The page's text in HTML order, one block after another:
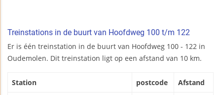
Treinstations in de buurt van Hoofdweg 100 t/m 122
Er is één treinstation in de buurt van Hoofdweg 100 - 122 in
Oudemolen. Dit treinstation ligt op een afstand van 10 km.
Station postcode Afstand